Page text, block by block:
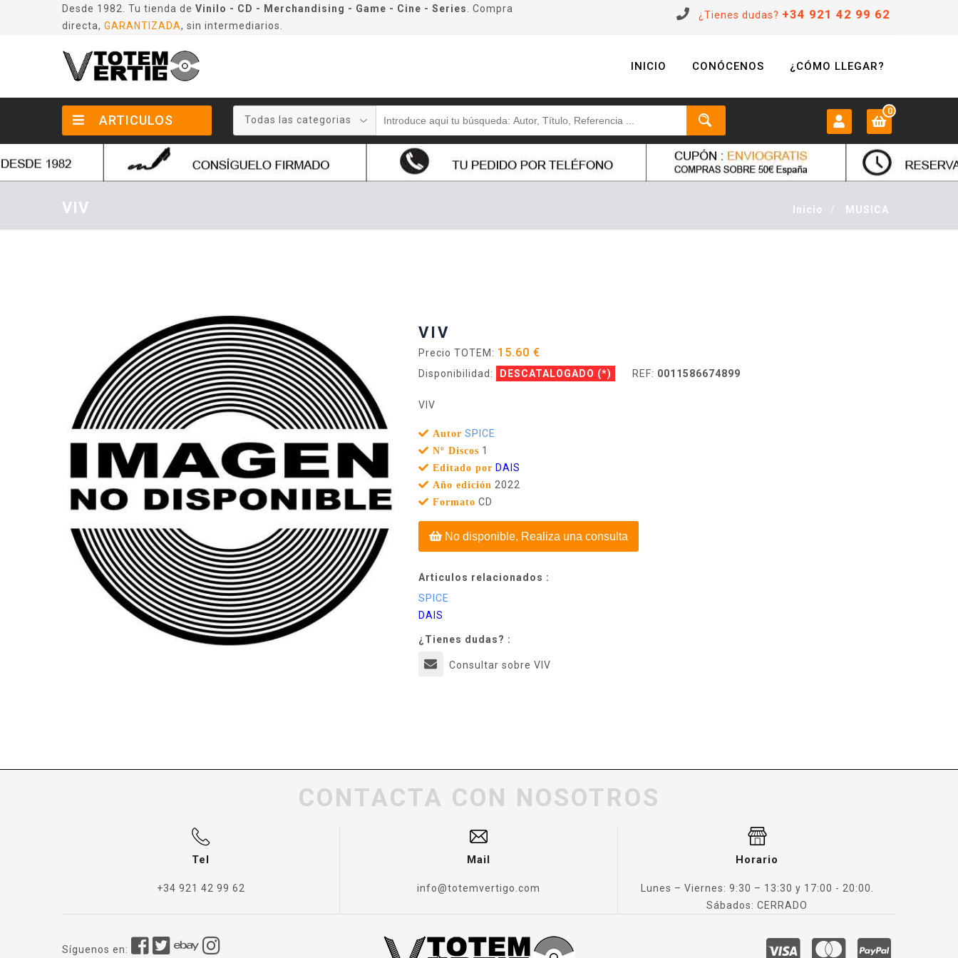
Desde 1982. Tu tienda de Vinilo - CD - Merchandising - Game - Cine - Series
. Compra
directa, GARANTIZADA, sin intermediarios.
¿Tienes dudas? +34 921 42 99 62
INICIO CONÓCENOS ¿CÓMO LLEGAR?
ARTICULOS Todas las categorias
MI CUENTA:
0
0 €
VIV Inicio / MUSICA
VIV
Precio TOTEM: 15.60 €
Disponibilidad: DESCATALOGADO (*) REF: 0011586674899
VIV
Autor SPICE
Nº Discos 1
Editado por DAIS
Año edición 2022
Formato CD
No disponible, Realiza una consulta
Articulos relacionados :
SPICE
DAIS
¿Tienes dudas? :
Consultar sobre VIV
CONTACTA CON NOSOTROS
Tel
+34 921 42 99 62
Mail
info@totemvertigo.com
Horario
Lunes – Viernes: 9:30 – 13:30 y 17:00 - 20:00.
Sábados: CERRADO
Síguenos en: